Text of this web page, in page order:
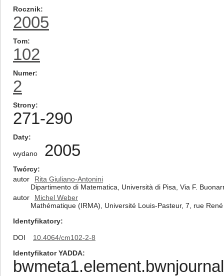
Rocznik
2005
Tom
102
Numer
2
Strony
271-290
Daty
wydano 2005
Twórcy
autor
Rita Giuliano-Antonini
Dipartimento di Matematica, Università di Pisa, Via F.
autor
Michel Weber
Mathématique (IRMA), Université Louis-Pasteur, 7, rue
Identyfikatory
DOI
10.4064/cm102-2-8
Identyfikator YADDA